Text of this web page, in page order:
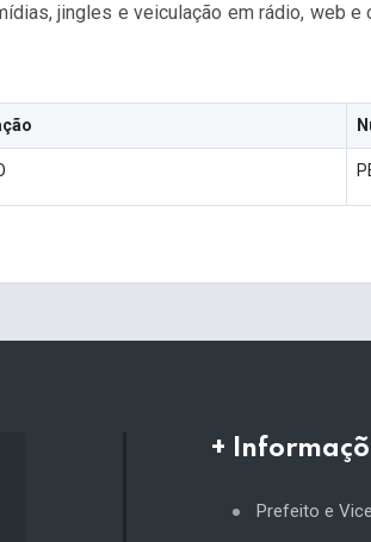
jingles e veiculação em rádio, web
+
Prefeito e Vice